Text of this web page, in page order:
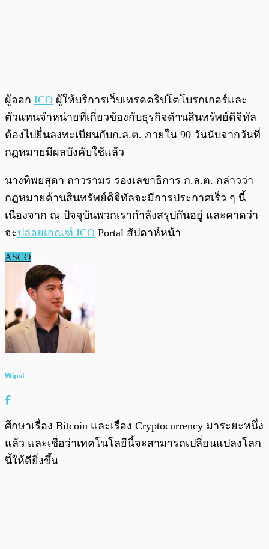
ผู้ออก ICO ผู้ให้บริการเว็บเทรดคริปโตโบรกเกอร์และ
ตัวแทนจำหน่ายที่เกี่ยวข้องกับธุรกิจด้านสินทรัพย์ดิจิทัล
ต้องไปยื่นลงทะเบียนกับก.ล.ต. ภายใน 90 วันนับจากวันที่
กฏหมายมีผลบังคับใช้แล้ว
นางทิพยสุดา ถาวรามร รองเลขาธิการ ก.ล.ต. กล่าวว่า
กฏหมายด้านสินทรัพย์ดิจิทัลจะมีการประกาศเร็ว ๆ นี้
เนื่องจาก ณ ปัจจุบันพวกเรากำลังสรุปกันอยู่ และคาดว่า
จะปล่อยเกณฑ์ ICO Portal สัปดาห์หน้า
ASCO
Wiput
ศึกษาเรื่อง Bitcoin และเรื่อง Cryptocurrency มาระยะหนึ่ง
แล้ว และเชื่อว่าเทคโนโลยีนี้จะสามารถเปลี่ยนแปลงโลก
นี้ให้ดียิ่งขึ้น